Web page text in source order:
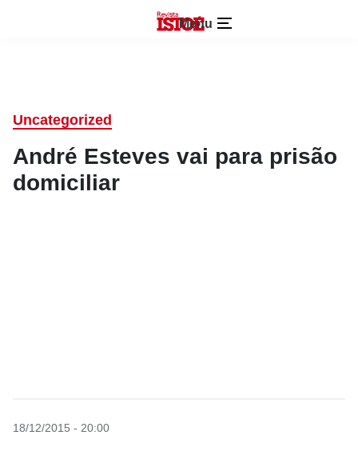
Menu
Uncategorized
André Esteves vai para prisão
domiciliar
18/12/2015 - 20:00